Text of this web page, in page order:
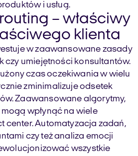
i usług.
– właściwy
klienta
w zaawansowane zasady
czy umiejętności konsultantów.
czas oczekiwania w wielu
zminimalizuje odsetek
Zaawansowane algorytmy,
wpłynąć na wiele
center. Automatyzacja zadań,
czy też analiza emocji
wszystkie